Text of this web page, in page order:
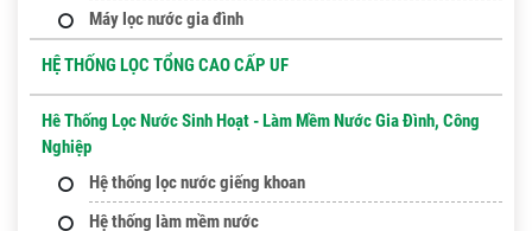
Máy lọc nước gia đình
HỆ THỐNG LỌC TỔNG CAO CẤP UF
Hê Thống Lọc Nước Sinh Hoạt - Làm Mềm Nước Gia Đình, Công
Nghiệp
Hệ thống lọc nước giếng khoan
Hệ thống làm mềm nước